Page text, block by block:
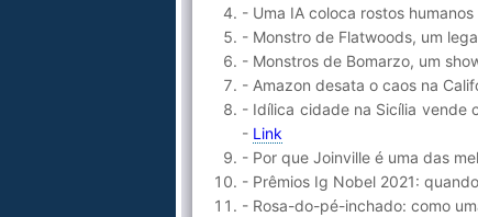
- Uma IA coloca rostos
- Monstro de Flatwoods, um
- Monstros de Bomarzo, um
- Amazon desata o caos na
- Idílica cidade na Sicília vende
- Link
- Por que Joinville é uma das
- Prêmios Ig Nobel 2021:
- Rosa-do-pé-inchado: como